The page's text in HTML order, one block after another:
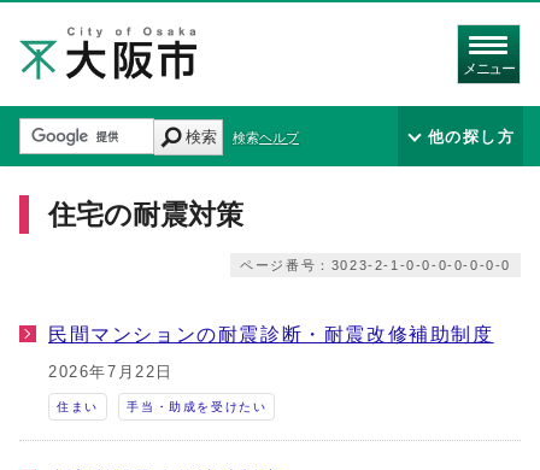
メニュー
検索 検索ヘルプ 他の探し方
住宅の耐震対策
ページ番号：3023-2-1-0-0-0-0-0-0-0
民間マンションの耐震診断・耐震改修補助制度
2026年7月22日
住まい 手当・助成を受けたい